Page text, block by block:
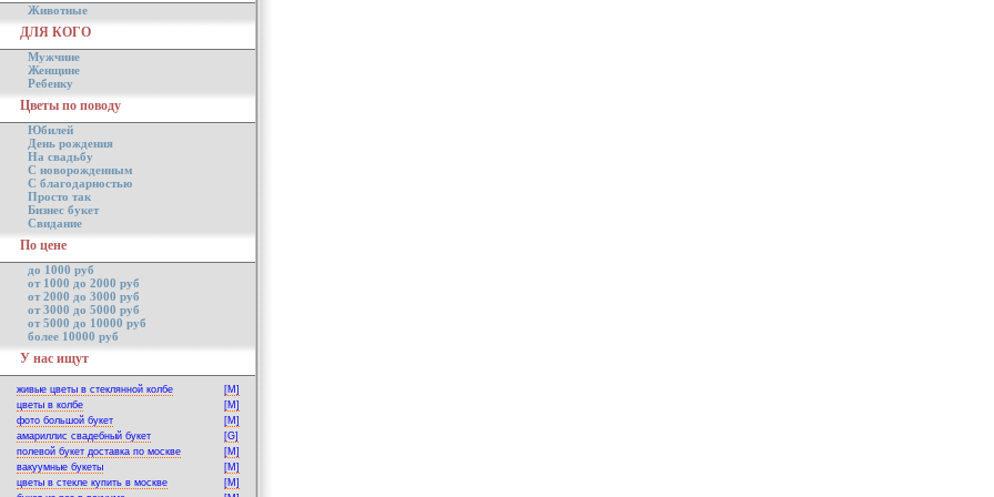
Животные
ДЛЯ КОГО
Мужчине
Женщине
Ребенку
Цветы по поводу
Юбилей
День рождения
На свадьбу
С новорожденным
С благодарностью
Просто так
Бизнес букет
Свидание
По цене
до 1000 руб
от 1000 до 2000 руб
от 2000 до 3000 руб
от 3000 до 5000 руб
от 5000 до 10000 руб
более 10000 руб
У нас ищут
живые цветы в стеклянной колбе
[M]
цветы в колбе
[M]
фото большой букет
[M]
амариллис свадебный букет
[G]
полевой букет доставка по москве
[M]
вакуумные букеты
[M]
цветы в стекле купить в москве
[M]